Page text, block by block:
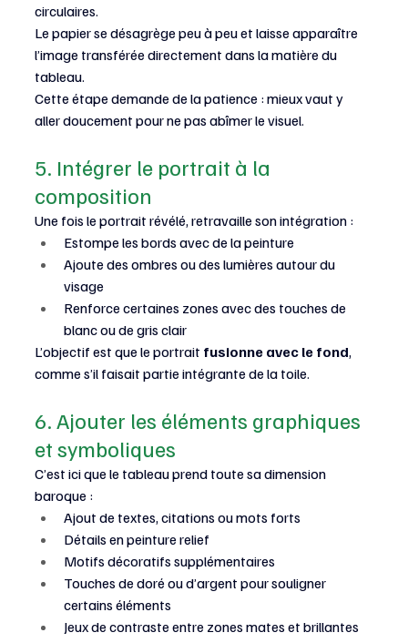
circulaires.
Le papier se désagrège peu à peu et laisse apparaître
l’image transférée directement dans la matière du
tableau.
Cette étape demande de la patience : mieux vaut y
aller doucement pour ne pas abîmer le visuel.
5. Intégrer le portrait à la
composition
Une fois le portrait révélé, retravaille son intégration :
Estompe les bords avec de la peinture
Ajoute des ombres ou des lumières autour du
visage
Renforce certaines zones avec des touches de
blanc ou de gris clair
L’objectif est que le portrait fusionne avec le fond,
comme s’il faisait partie intégrante de la toile.
6. Ajouter les éléments graphiques
et symboliques
C’est ici que le tableau prend toute sa dimension
baroque :
Ajout de textes, citations ou mots forts
Détails en peinture relief
Motifs décoratifs supplémentaires
Touches de doré ou d’argent pour souligner
certains éléments
Jeux de contraste entre zones mates et brillantes